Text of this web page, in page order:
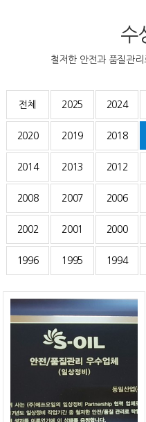
수
철저한 안전과 품질관
전체 2025 2024
2020 2019 2018
2014 2013 2012
2008 2007 2006
2002 2001 2000
1996 1995 1994